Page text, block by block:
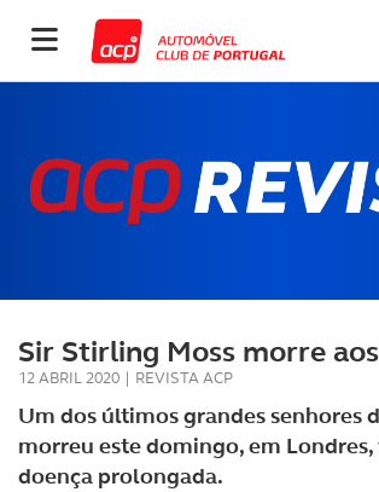
Sir Stirling Moss morre
12 ABRIL 2020 | REVISTA ACP
Um dos últimos grandes senhores
morreu este domingo, em
doença prolongada.